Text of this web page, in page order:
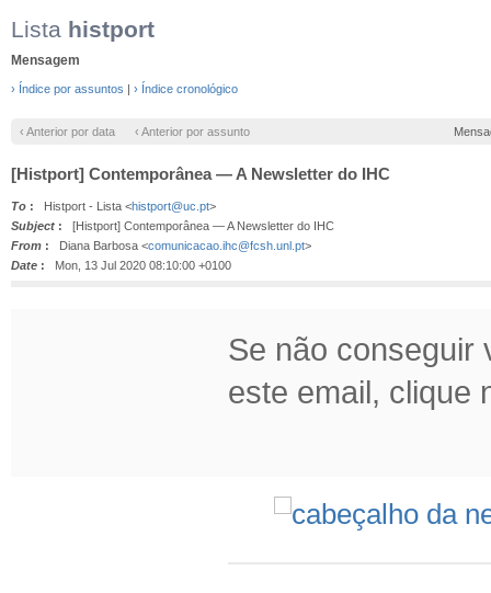
Lista histport
Mensagem
› Índice por assuntos | › Índice cronológico
‹ Anterior por data ‹ Anterior por assunto
[Histport] Contemporânea — A Newsletter do IHC
To : Histport - Lista <histport@uc.pt>
Subject : [Histport] Contemporânea — A Newsletter do IHC
From : Diana Barbosa <comunicacao.ihc@fcsh.unl.pt>
Date : Mon, 13 Jul 2020 08:10:00 +0100
Se não conseguir
este email, clique